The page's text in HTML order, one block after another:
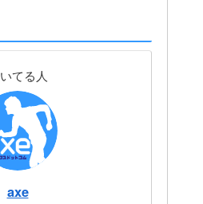
てる人
axe